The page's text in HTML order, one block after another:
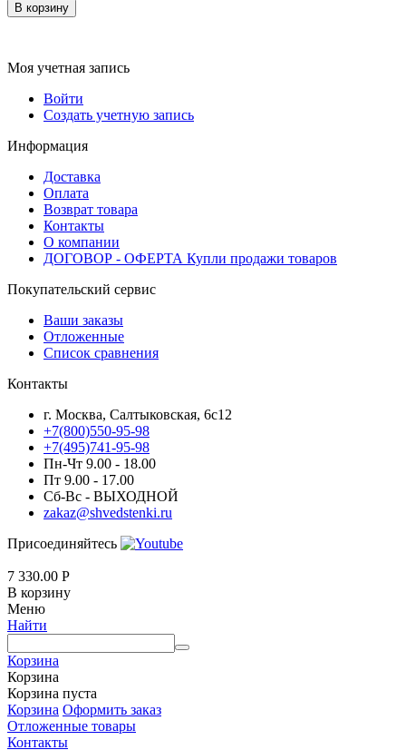
В корзину
Моя учетная запись
Войти
Создать учетную запись
Информация
Доставка
Оплата
Возврат товара
Контакты
О компании
ДОГОВОР - ОФЕРТА Купли продажи товаров
Покупательский сервис
Ваши заказы
Отложенные
Список сравнения
Контакты
г. Москва, Салтыковская, 6с12
+7(800)550-95-98
+7(495)741-95-98
Пн-Чт 9.00 - 18.00
Пт 9.00 - 17.00
Сб-Вс - ВЫХОДНОЙ
zakaz@shvedstenki.ru
Присоединяйтесь
7 330.00 Р
В корзину
Меню
Найти
Корзина
Корзина
Корзина пуста
Корзина Оформить заказ
Отложенные товары
Контакты